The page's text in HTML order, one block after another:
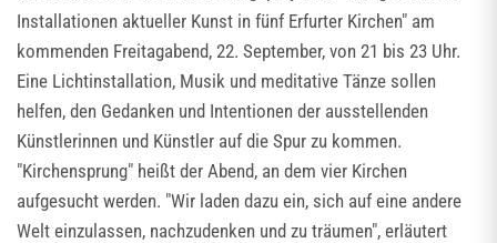
Installationen aktueller Kunst in fünf Erfurter Kirchen" am
kommenden Freitagabend, 22. September, von 21 bis 23 Uhr.
Eine Lichtinstallation, Musik und meditative Tänze sollen
helfen, den Gedanken und Intentionen der ausstellenden
Künstlerinnen und Künstler auf die Spur zu kommen.
"Kirchensprung" heißt der Abend, an dem vier Kirchen
aufgesucht werden. "Wir laden dazu ein, sich auf eine andere
Welt einzulassen, nachzudenken und zu träumen", erläutert